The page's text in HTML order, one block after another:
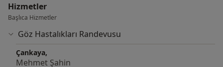
Hizmetler
Başlıca Hizmetler
Göz Hastalıkları Randevusu
Çankaya,
Mehmet Şahin